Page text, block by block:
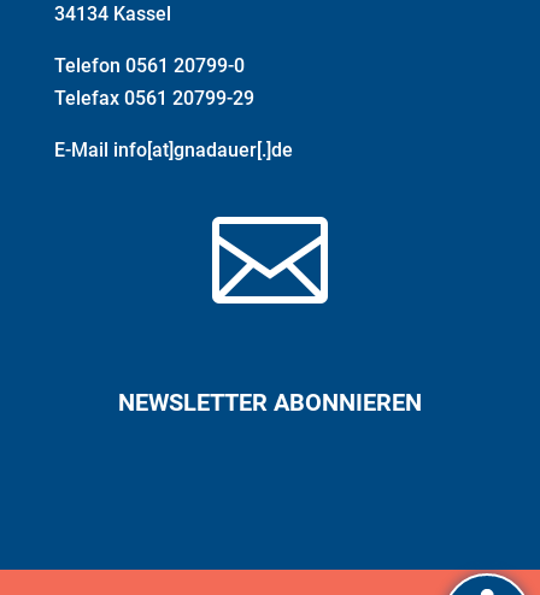
34134 Kassel
Telefon 0561 20799-0
Telefax 0561 20799-29
E-Mail info[at]gnadauer[.]de

NEWSLETTER ABONNIEREN